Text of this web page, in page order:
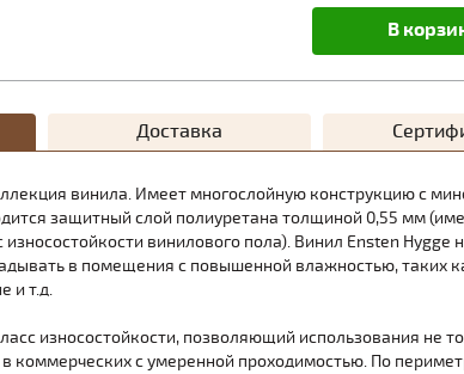
В
Доставка
винила. Имеет многослойную конструкцию с
защитный слой полиуретана толщиной 0,55 мм
износостойкости винилового пола). Винил Ensten Hygge
в помещения с повышенной влажностью, таких
и т.д.
износостойкости, позволяющий использования не
коммерческих с умеренной проходимостью. По